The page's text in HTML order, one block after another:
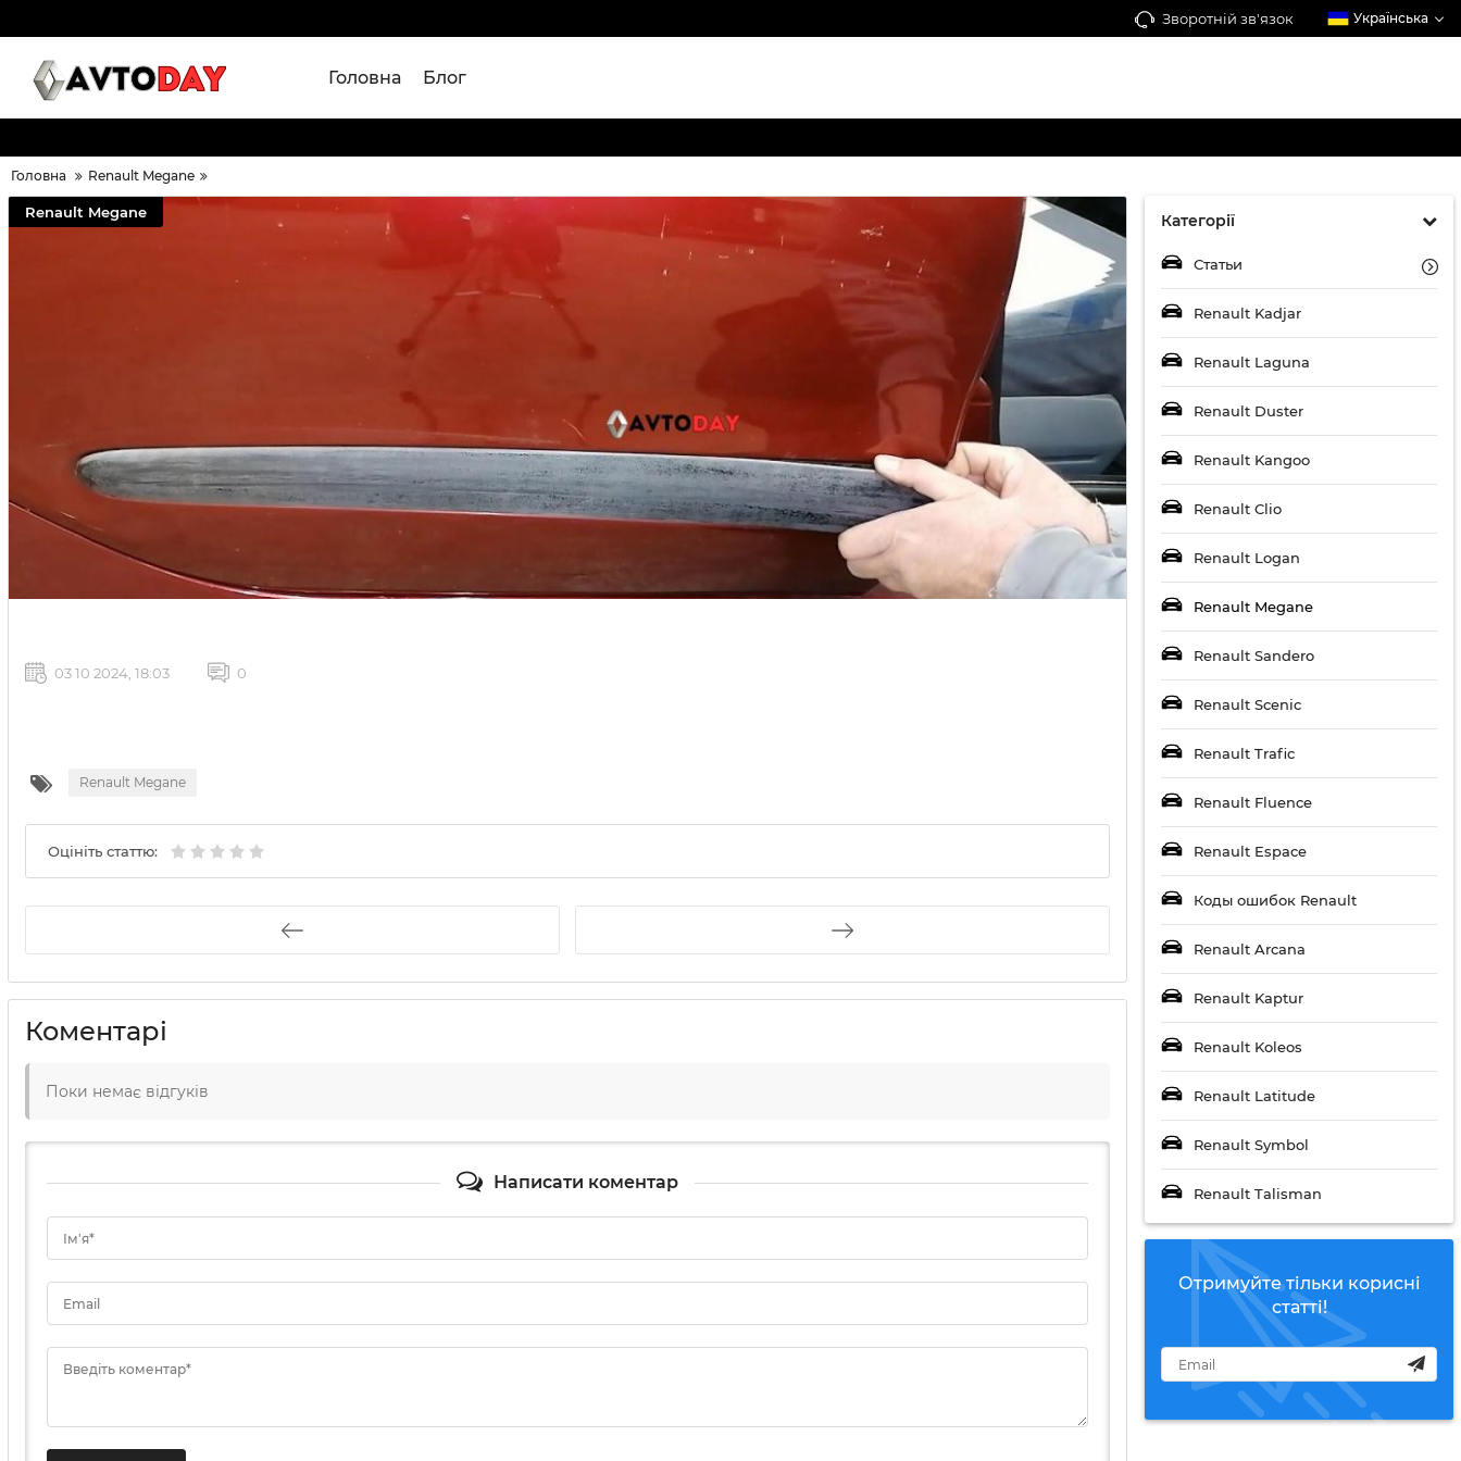
Зворотній зв'язок Українська
Головна Блог
Головна Renault Megane
Категорії
Статьи
Renault Kadjar
Renault Laguna
Renault Duster
Renault Kangoo
Renault Clio
Renault Logan
Renault Megane
Renault Sandero
Renault Scenic
Renault Trafic
Renault Fluence
Renault Espace
Коды ошибок Renault
Renault Arcana
Renault Kaptur
Renault Koleos
Renault Latitude
Renault Symbol
Renault Talisman
Отримуйте тільки корисні
статті!
Renault Megane
03 10 2024, 18:03 0
Renault Megane
Оцініть статтю:
Коментарі
Поки немає відгуків
Написати коментар
Ім'я*
Email
Введіть коментар*